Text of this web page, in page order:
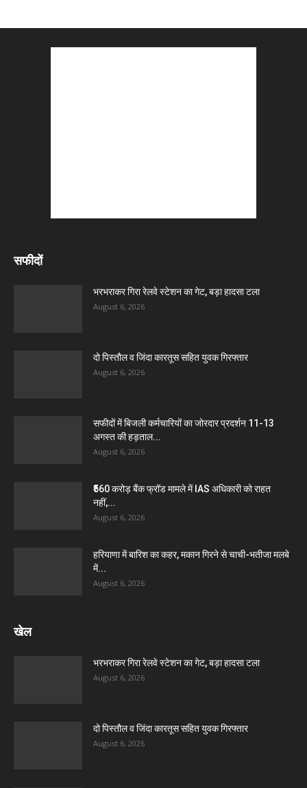
सफीदों
भरभराकर गिरा रेलवे स्टेशन का गेट, बड़ा हादसा टला
August 6, 2026
दो पिस्तौल व जिंदा कारतूस सहित युवक गिरफ्तार
August 6, 2026
सफीदों में बिजली कर्मचारियों का जोरदार प्रदर्शन 11-13
अगस्त की हड़ताल...
August 6, 2026
₹560 करोड़ बैंक फ्रॉड मामले में IAS अधिकारी को राहत
नहीं,...
August 6, 2026
हरियाणा में बारिश का कहर, मकान गिरने से चाची-भतीजा मलबे
में...
August 6, 2026
खेल
भरभराकर गिरा रेलवे स्टेशन का गेट, बड़ा हादसा टला
August 6, 2026
दो पिस्तौल व जिंदा कारतूस सहित युवक गिरफ्तार
August 6, 2026